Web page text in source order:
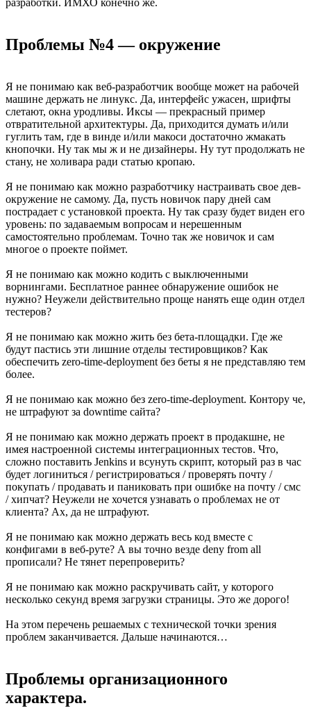
разработки. ИМХО конечно же.
Проблемы №4 — окружение
Я не понимаю как веб-разработчик вообще может на рабочей
машине держать не линукс. Да, интерфейс ужасен, шрифты
слетают, окна уродливы. Иксы — прекрасный пример
отвратительной архитектуры. Да, приходится думать и/или
гуглить там, где в винде и/или макоси достаточно жмакать
кнопочки. Ну так мы ж и не дизайнеры. Ну тут продолжать не
стану, не холивара ради статью кропаю.
Я не понимаю как можно разработчику настраивать свое дев-
окружение не самому. Да, пусть новичок пару дней сам
пострадает с установкой проекта. Ну так сразу будет виден его
уровень: по задаваемым вопросам и нерешенным
самостоятельно проблемам. Точно так же новичок и сам
многое о проекте поймет.
Я не понимаю как можно кодить с выключенными
ворнингами. Бесплатное раннее обнаружение ошибок не
нужно? Неужели действительно проще нанять еще один отдел
тестеров?
Я не понимаю как можно жить без бета-площадки. Где же
будут пастись эти лишние отделы тестировщиков? Как
обеспечить zero-time-deployment без беты я не представляю тем
более.
Я не понимаю как можно без zero-time-deployment. Контору че,
не штрафуют за downtime сайта?
Я не понимаю как можно держать проект в продакшне, не
имея настроенной системы интеграционных тестов. Что,
сложно поставить Jenkins и всунуть скрипт, который раз в час
будет логиниться / регистрироваться / проверять почту /
покупать / продавать и паниковать при ошибке на почту / смс
/ хипчат? Неужели не хочется узнавать о проблемах не от
клиента? Ах, да не штрафуют.
Я не понимаю как можно держать весь код вместе с
конфигами в веб-руте? А вы точно везде deny from all
прописали? Не тянет перепроверить?
Я не понимаю как можно раскручивать сайт, у которого
несколько секунд время загрузки страницы. Это же дорого!
На этом перечень решаемых с технической точки зрения
проблем заканчивается. Дальше начинаются…
Проблемы организационного
характера.